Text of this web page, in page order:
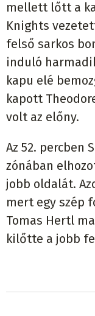
mellett lőtt a
Knights
felső sarkos
induló
kapu elé
kapott
volt az előny.
Az 52. percben
zónában
jobb oldalát.
mert egy szép
Tomas Hertl
kilőtte a jobb